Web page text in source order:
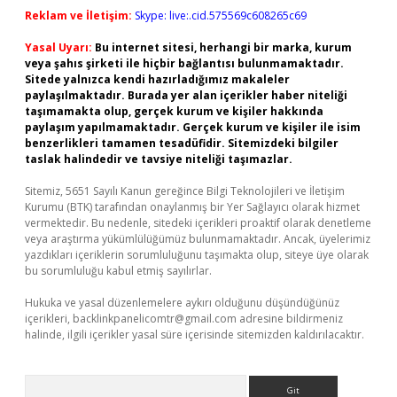
Reklam ve İletişim: Skype: live:.cid.575569c608265c69
Yasal Uyarı: Bu internet sitesi, herhangi bir marka, kurum
veya şahıs şirketi ile hiçbir bağlantısı bulunmamaktadır.
Sitede yalnızca kendi hazırladığımız makaleler
paylaşılmaktadır. Burada yer alan içerikler haber niteliği
taşımamakta olup, gerçek kurum ve kişiler hakkında
paylaşım yapılmamaktadır. Gerçek kurum ve kişiler ile isim
benzerlikleri tamamen tesadüfidir. Sitemizdeki bilgiler
taslak halindedir ve tavsiye niteliği taşımazlar.
Sitemiz, 5651 Sayılı Kanun gereğince Bilgi Teknolojileri ve İletişim
Kurumu (BTK) tarafından onaylanmış bir Yer Sağlayıcı olarak hizmet
vermektedir. Bu nedenle, sitedeki içerikleri proaktif olarak denetleme
veya araştırma yükümlülüğümüz bulunmamaktadır. Ancak, üyelerimiz
yazdıkları içeriklerin sorumluluğunu taşımakta olup, siteye üye olarak
bu sorumluluğu kabul etmiş sayılırlar.
Hukuka ve yasal düzenlemelere aykırı olduğunu düşündüğünüz
içerikleri, backlinkpanelicomtr@gmail.com adresine bildirmeniz
halinde, ilgili içerikler yasal süre içerisinde sitemizden kaldırılacaktır.